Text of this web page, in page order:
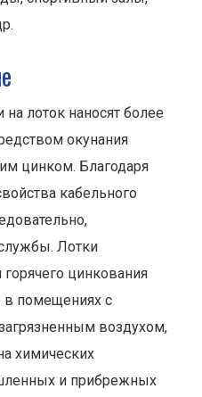
лоток наносят более
окунания
цинком. Благодаря
кабельного
Лотки
цинкования
в помещениях с
воздухом,
химических
и прибрежных